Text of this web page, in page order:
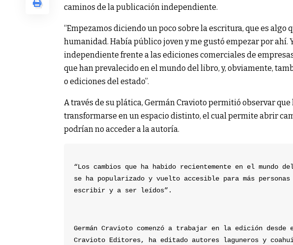
caminos de la publicación independiente.
“Empezamos diciendo un poco sobre la escritura, que es algo
humanidad. Había público joven y me gustó empezar por ahí.
independiente frente a las ediciones comerciales de
que han prevalecido en el mundo del libro, y, obviamente,
o ediciones del estado”.
A través de su plática, Germán Cravioto permitió observar
transformarse en un espacio distinto, el cual permite abrir
podrían no acceder a la autoría.
“Los cambios que ha habido recientemente en el
se ha popularizado y vuelto accesible para más
escribir y a ser leídos”.
Germán Cravioto comenzó a trabajar en la edición
Cravioto Editores, ha editado autores laguneros y